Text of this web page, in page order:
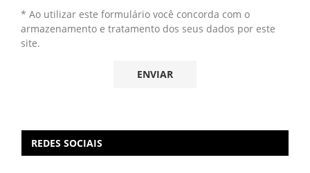
* Ao utilizar este formulário você concorda com o
armazenamento e tratamento dos seus dados por este
site.
REDES SOCIAIS